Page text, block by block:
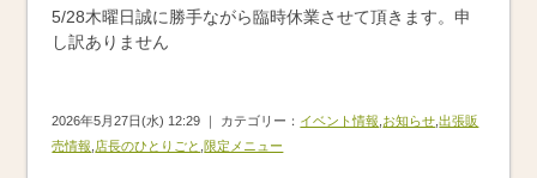
5/28木曜日誠に勝手ながら臨時休業させて頂きます。申
し訳ありません
2026年5月27日(水) 12:29 ｜ カテゴリー： イベント情報 お知らせ ,出張販
売情報 店長のひとりごと ,限定メニュー